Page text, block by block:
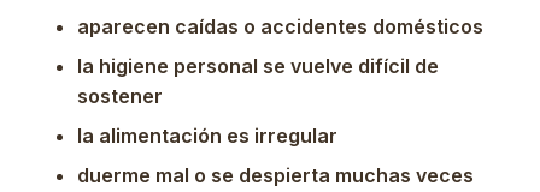
aparecen caídas o accidentes domésticos
la higiene personal se vuelve difícil de
sostener
la alimentación es irregular
duerme mal o se despierta muchas veces